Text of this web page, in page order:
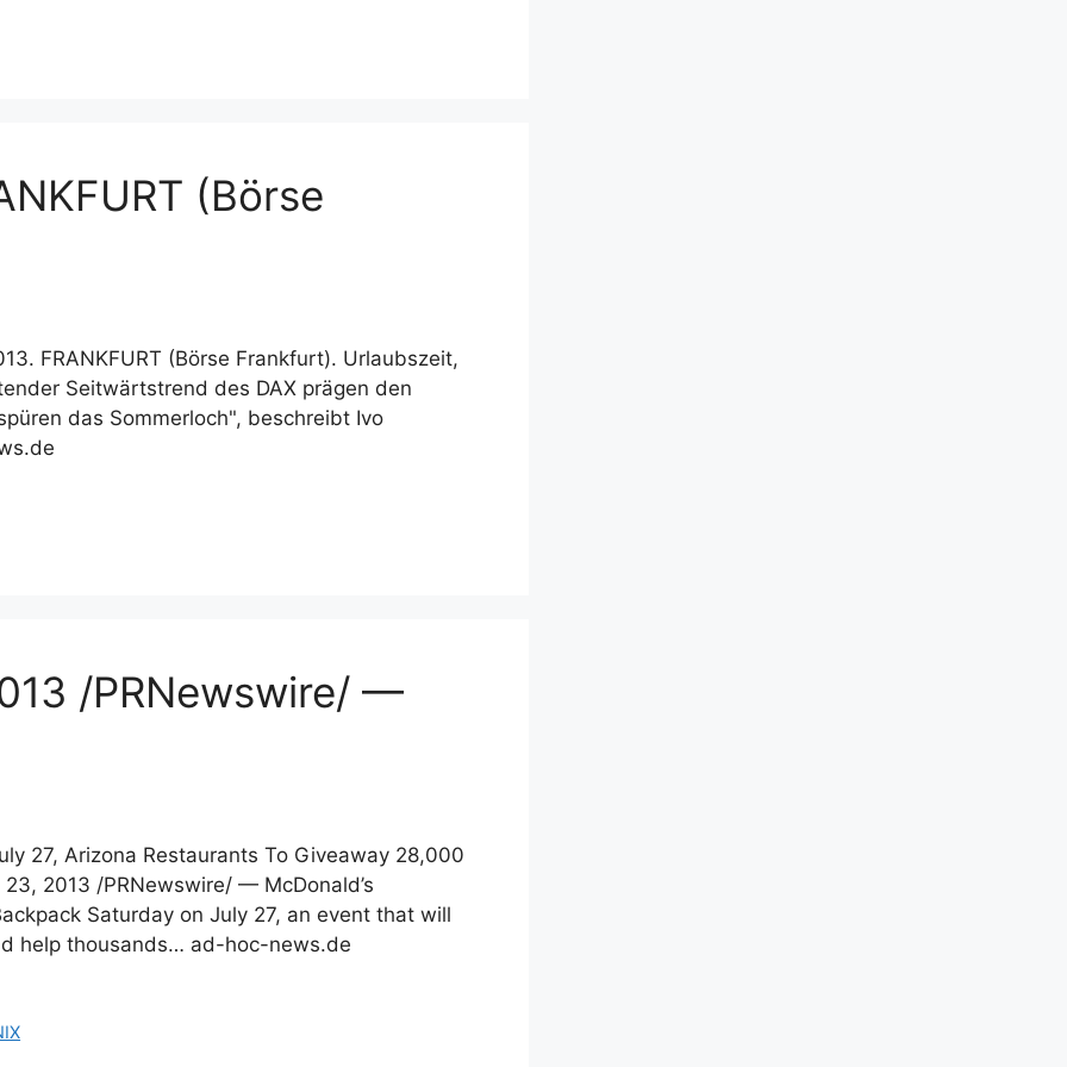
(Börse
FRANKFURT (Börse Frankfurt). Urlaubszeit,
Seitwärtstrend des DAX prägen den
das Sommerloch", beschreibt Ivo
/PRNewswire/ —
27, Arizona Restaurants To Giveaway 28,000
2013 /PRNewswire/ — McDonald’s
Saturday on July 27, an event that will
help thousands… ad-hoc-news.de